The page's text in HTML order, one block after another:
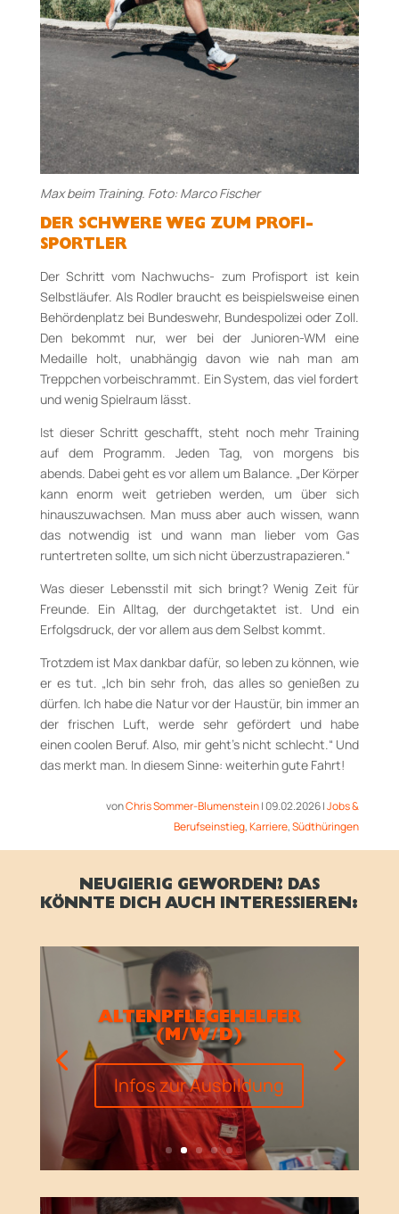
Max beim Training. Foto: Marco Fischer
DER SCHWERE WEG ZUM PROFI-
SPORTLER
Der Schritt vom Nachwuchs- zum Profisport ist kein
Selbstläufer. Als Rodler braucht es beispielsweise einen
Behördenplatz bei Bundeswehr, Bundespolizei oder Zoll.
Den bekommt nur, wer bei der Junioren-WM eine
Medaille holt, unabhängig davon wie nah man am
Treppchen vorbeischrammt. Ein System, das viel fordert
und wenig Spielraum lässt.
Ist dieser Schritt geschafft, steht noch mehr Training
auf dem Programm. Jeden Tag, von morgens bis
abends. Dabei geht es vor allem um Balance. „Der Körper
kann enorm weit getrieben werden, um über sich
hinauszuwachsen. Man muss aber auch wissen, wann
das notwendig ist und wann man lieber vom Gas
runtertreten sollte, um sich nicht überzustrapazieren.“
Was dieser Lebensstil mit sich bringt? Wenig Zeit für
Freunde. Ein Alltag, der durchgetaktet ist. Und ein
Erfolgsdruck, der vor allem aus dem Selbst kommt.
Trotzdem ist Max dankbar dafür, so leben zu können, wie
er es tut. „Ich bin sehr froh, das alles so genießen zu
dürfen. Ich habe die Natur vor der Haustür, bin immer an
der frischen Luft, werde sehr gefördert und habe
einen coolen Beruf. Also, mir geht’s nicht schlecht.“ Und
das merkt man. In diesem Sinne: weiterhin gute Fahrt!
vonChris Sommer-Blumenstein|09.02.2026|Jobs &
Berufseinstieg,Karriere,Südthüringen
NEUGIERIG GEWORDEN? DAS
KÖNNTE DICH AUCH INTERESSIEREN:
ALTENPFLEGEHELFER
(M/W/D)
Infos zur Ausbildung